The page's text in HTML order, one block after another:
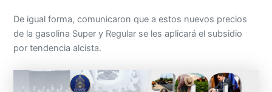
De igual forma, comunicaron que a estos nuevos precios
de la gasolina Super y Regular se les aplicará el subsidio
por tendencia alcista.